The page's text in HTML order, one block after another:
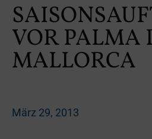
VOR PALMA
MALLORCA
März 29, 2013